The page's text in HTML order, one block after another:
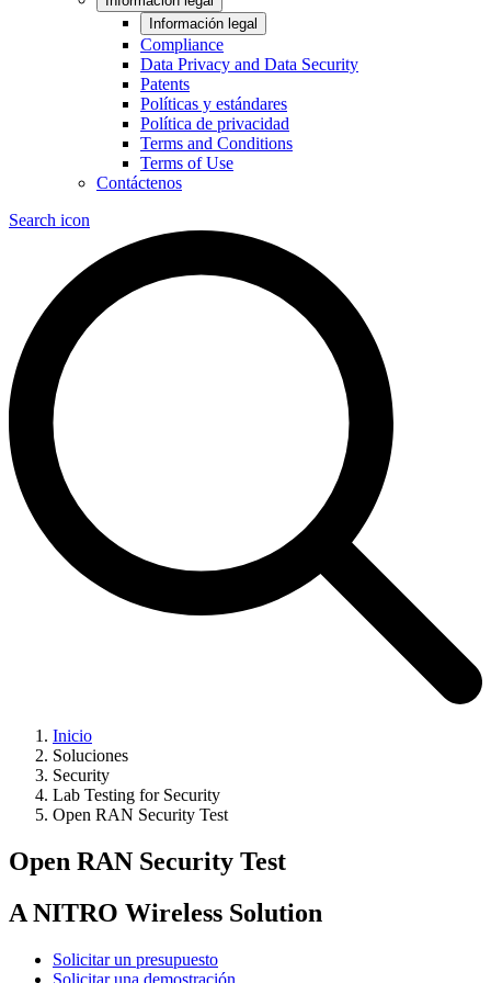
Información legal
Compliance
Data Privacy and Data Security
Patents
Políticas y estándares
Política de privacidad
Terms and Conditions
Terms of Use
Contáctenos
Search icon
Inicio
Soluciones
Security
Lab Testing for Security
Open RAN Security Test
Open RAN Security Test
A NITRO Wireless Solution
Solicitar un presupuesto
Solicitar una demostración